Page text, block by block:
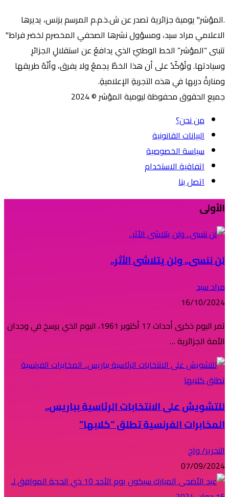
.المؤشر" يومية جزائرية تصدر عن ش.ذ.م.م المرسم بزنس، يديرها
الاعلامي مراد سيد، ومسؤول نشرها الصحفي المخصرم لخضر فراط"
تتبنى “المؤشر” الخط الوطنيّ الذي يدافعُ عن استقلالِ الجزائرِ
وسيادتها. وتُؤكّدُ على أن هذا الخطّ يجمعُ ولا يفرق، وأنّهُ طريقها
ومنارةُ دربها في هذه التجربةِ الإعلاميةِ.
جميع الحقوق محفوظة ليومية المؤشر © 2024
من نحن؟
البيانات القانونية
سياسة الخصوصية
اتفاقية الاستخدام
اتصل بنا
الأولى
لن ننسى.. ولن يتلاشى الأثر..
مراد سيد
16/10/2024
تمر اليوم ذكرى أحداث 17 أكتوبر 1961، اليوم الذي يرسخ في وجدان
الأمة الجزائرية …
للتشويش على الانتخابات الرئاسية بباريس..
المخابرات الفرنسية تطلق “كلابها”
التحرير/ واج
07/09/2024